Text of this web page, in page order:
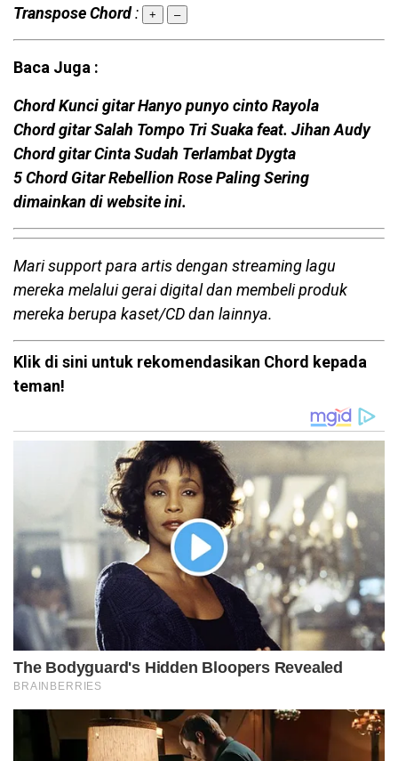
Transpose Chord: + –
Baca Juga :
Chord Kunci gitar Hanyo punyo cinto Rayola
Chord gitar Salah Tompo Tri Suaka feat. Jihan Audy
Chord gitar Cinta Sudah Terlambat Dygta
5 Chord Gitar Rebellion Rose Paling Sering
dimainkan di website ini.
Mari support para artis dengan streaming lagu
mereka melalui gerai digital dan membeli produk
mereka berupa kaset/CD dan lainnya.
Klik di sini untuk rekomendasikan Chord kepada
teman!